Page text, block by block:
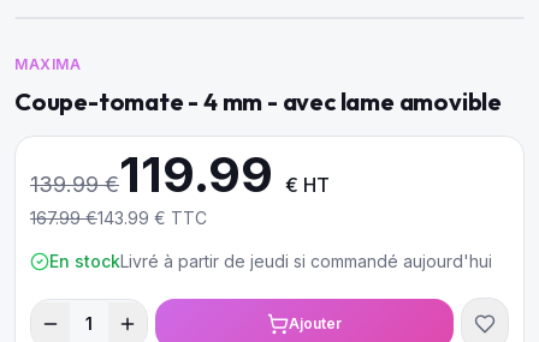
MAXIMA
Coupe-tomate - 4 mm - avec lame amovible
139.99€119.99 € HT
167.99€143.99 € TTC
En stockLivré à partir de jeudi si commandé aujourd'hui
1 Ajouter